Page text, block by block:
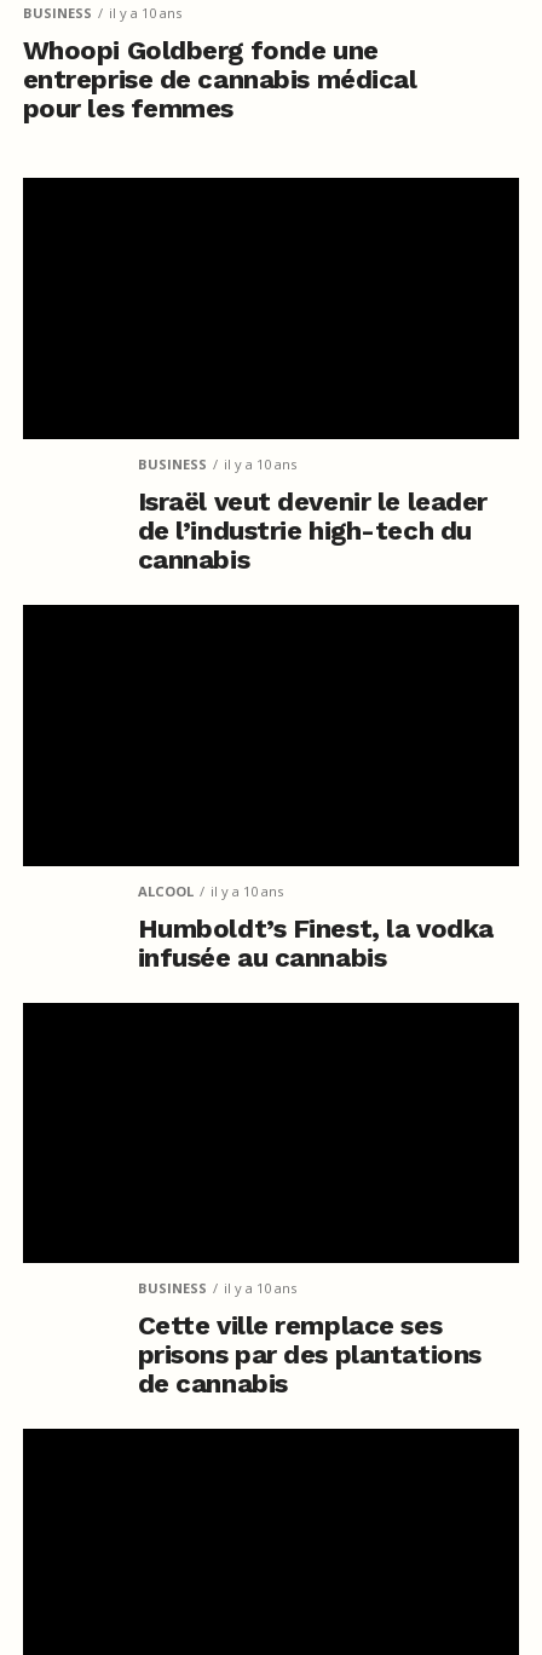
BUSINESS il y a 10 ans
Whoopi Goldberg fonde une
entreprise de cannabis médical
pour les femmes
BUSINESS il y a 10 ans
Israël veut devenir le leader
de l’industrie high-tech du
cannabis
ALCOOL il y a 10 ans
Humboldt’s Finest, la vodka
infusée au cannabis
BUSINESS il y a 10 ans
Cette ville remplace ses
prisons par des plantations
de cannabis